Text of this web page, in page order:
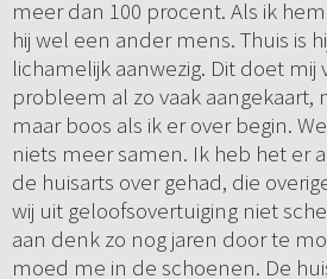
meer dan 100 procent. Als ik
hij wel een ander mens. Thuis is
lichamelijk aanwezig. Dit doet mij
probleem al zo vaak aangekaart,
maar boos als ik er over begin.
niets meer samen. Ik heb het er
de huisarts over gehad, die
wij uit geloofsovertuiging niet
aan denk zo nog jaren door te
moed me in de schoenen. De